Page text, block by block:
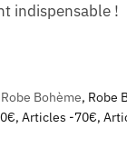
indispensable !
Robe Bohème, Robe
, Articles -70€,